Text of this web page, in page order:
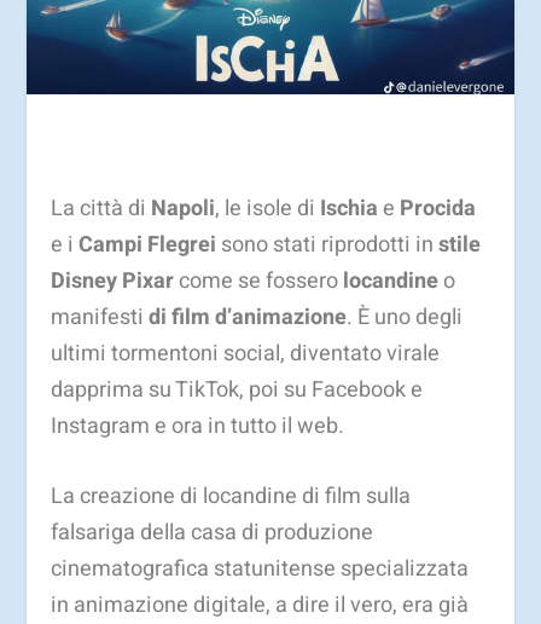
La città di Napoli, le isole di Ischia e Procida
e iCampi Flegrei sono stati riprodotti instile
Disney Pixarcome se fosserolocandineo
manifestidi film d’animazione. È uno degli
ultimi tormentoni social, diventato virale
dapprima su TikTok, poi su Facebook e
Instagram e ora in tutto il web.
La creazione di locandine di film sulla
falsariga della casa di produzione
cinematografica statunitense specializzata
in animazione digitale, a dire il vero, era già